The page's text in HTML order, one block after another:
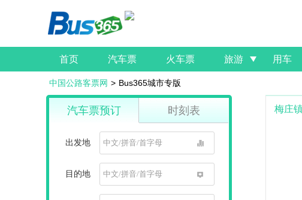
首页 汽车票 火车票 旅游 用车
中国公路客票网 > Bus365城市专版
汽车票预订 时刻表
出发地
目的地
1
梅庄